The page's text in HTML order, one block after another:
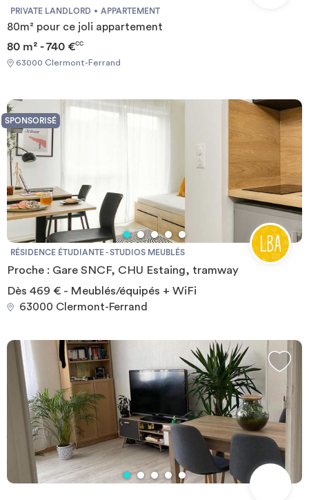
PRIVATE LANDLORD APPARTEMENT
80m² pour ce joli appartement
80 m² - 740 €CC
63000 Clermont-Ferrand
SPONSORISÉ
RÉSIDENCE ÉTUDIANTE - STUDIOS MEUBLÉS
Proche : Gare SNCF, CHU Estaing, tramway
Dès 469 € - Meublés/équipés + WiFi
63000 Clermont-Ferrand